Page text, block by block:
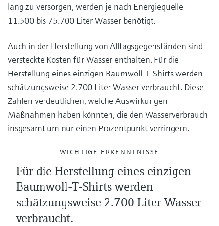
lang zu versorgen, werden je nach Energiequelle
11.500 bis 75.700 Liter Wasser benötigt.
Auch in der Herstellung von Alltagsgegenständen sind
versteckte Kosten für Wasser enthalten. Für die
Herstellung eines einzigen Baumwoll-T-Shirts werden
schätzungsweise 2.700 Liter Wasser verbraucht. Diese
Zahlen verdeutlichen, welche Auswirkungen
Maßnahmen haben könnten, die den Wasserverbrauch
insgesamt um nur einen Prozentpunkt verringern.
WICHTIGE ERKENNTNISSE
Für die Herstellung eines einzigen
Baumwoll-T-Shirts werden
schätzungsweise 2.700 Liter Wasser
verbraucht.